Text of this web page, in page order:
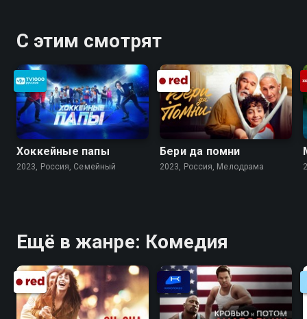
С этим смотрят
Хоккейные папы
2023, Россия, Cемейный
Бери да помни
2023, Россия, Мелодрама
Ещё в жанре: Комедия